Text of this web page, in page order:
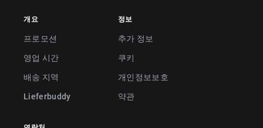
개요
프로모션
영업 시간
배송 지역
Lieferbuddy
정보
추가 정보
쿠키
개인정보보호
약관